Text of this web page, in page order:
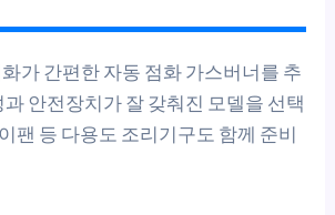
가 간편한 자동 점화 가스버너를 추
안전장치가 잘 갖춰진 모델을 선택
팬 등 다용도 조리기구도 함께 준비